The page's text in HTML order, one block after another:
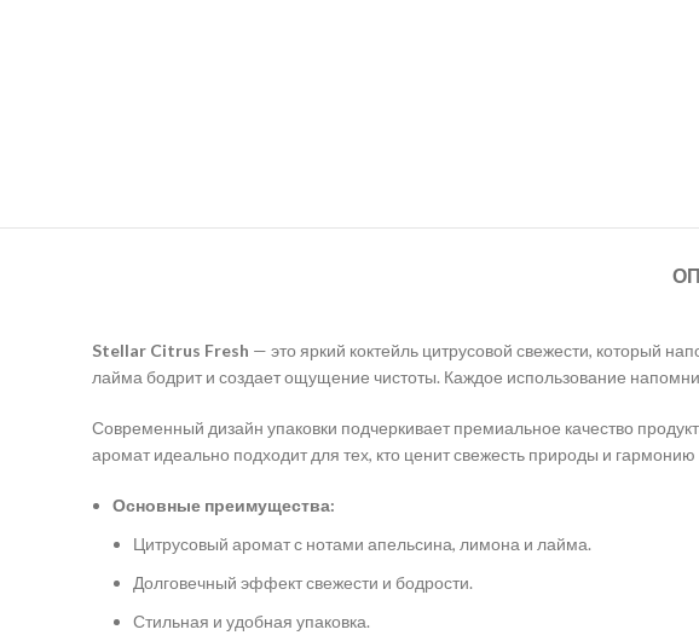
Stellar Citrus Fresh — это яркий коктейль цитрусовой свежести, который
лайма бодрит и создает ощущение чистоты. Каждое использование
Современный дизайн упаковки подчеркивает премиальное качество
аромат идеально подходит для тех, кто ценит свежесть природы и гармонию
Основные преимущества:
Цитрусовый аромат с нотами апельсина, лимона и лайма.
Долговечный эффект свежести и бодрости.
Стильная и удобная упаковка.